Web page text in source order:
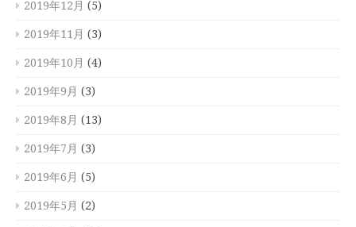
2019年12月 (5)
2019年11月 (3)
2019年10月 (4)
2019年9月 (3)
2019年8月 (13)
2019年7月 (3)
2019年6月 (5)
2019年5月 (2)